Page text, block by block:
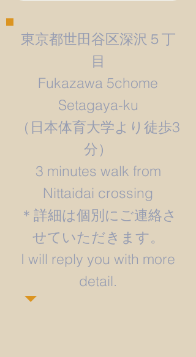
東京都世田谷区深沢５丁
目
Fukazawa 5chome
Setagaya-ku
​（日本体育大学より徒歩3
分）
3 minutes walk from
Nittaidai crossing
＊詳細は個別にご連絡さ
せていただきます。
​I will reply you with more
detail.